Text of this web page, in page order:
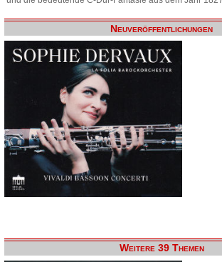
Neuveröffentlichungen
Weitere 39 Themen